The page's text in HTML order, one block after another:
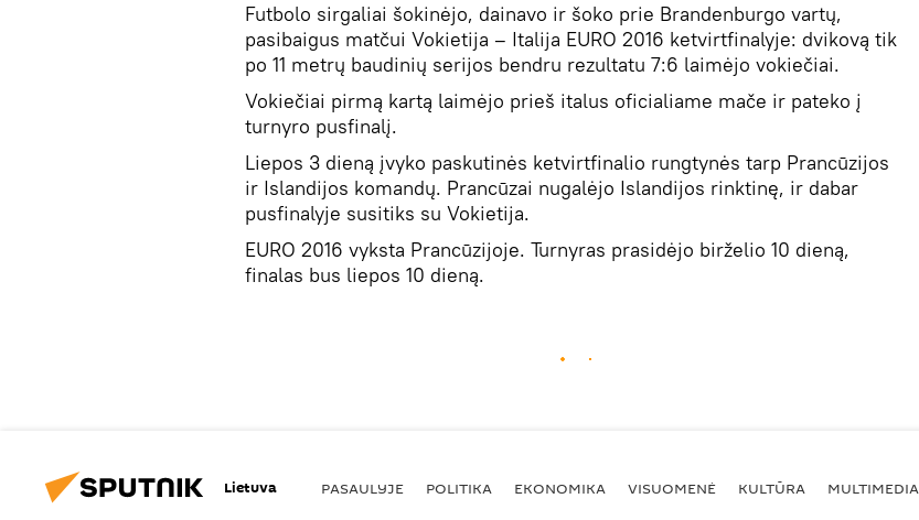
Futbolo sirgaliai šokinėjo, dainavo ir šoko prie Brandenburgo vartų,
pasibaigus matčui Vokietija – Italija EURO 2016 ketvirtfinalyje: dvikovą tik
po 11 metrų baudinių serijos bendru rezultatu 7:6 laimėjo vokiečiai.
Vokiečiai pirmą kartą laimėjo prieš italus oficialiame mače ir pateko į
turnyro pusfinalį.
Liepos 3 dieną įvyko paskutinės ketvirtfinalio rungtynės tarp Prancūzijos
ir Islandijos komandų. Prancūzai nugalėjo Islandijos rinktinę, ir dabar
pusfinalyje susitiks su Vokietija.
EURO 2016 vyksta Prancūzijoje. Turnyras prasidėjo birželio 10 dieną,
finalas bus liepos 10 dieną.
Lietuva PASAULYJE POLITIKA EKONOMIKA VISUOMENĖ KULTŪRA MULTIMEDIA